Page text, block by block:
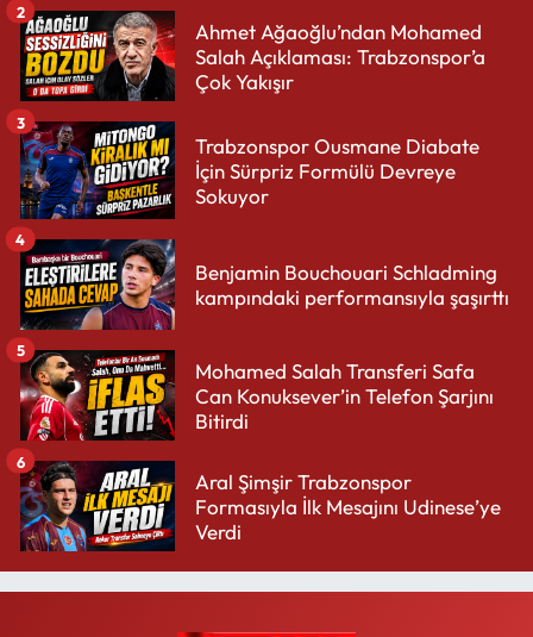
Ahmet Ağaoğlu’ndan Mohamed
Salah Açıklaması: Trabzonspor’a
Çok Yakışır
2
Trabzonspor Ousmane Diabate
İçin Sürpriz Formülü Devreye
Sokuyor
3
Benjamin Bouchouari Schladming
kampındaki performansıyla şaşırttı
4
Mohamed Salah Transferi Safa
Can Konuksever’in Telefon Şarjını
Bitirdi
5
Aral Şimşir Trabzonspor
Formasıyla İlk Mesajını Udinese’ye
Verdi
6